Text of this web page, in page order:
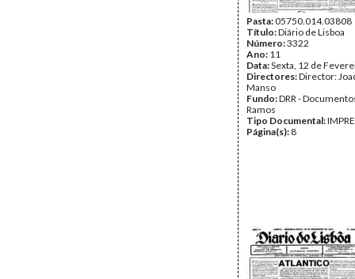
Pasta:05750.014.03808
Título:Diário de Lisboa
Número:3322
Ano: 11
Data:Sexta, 12 de
Directores:Director:
Manso
Fundo:DRR -
Ramos
Tipo Documental:
Página(s): 8